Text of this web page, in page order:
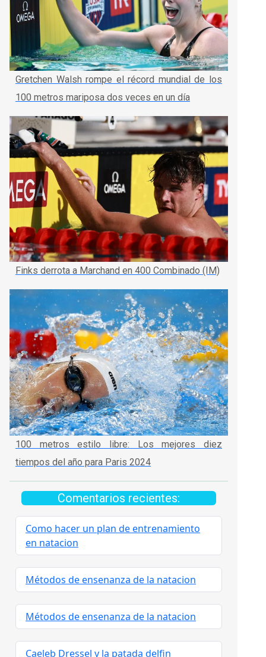
Gretchen Walsh rompe el récord mundial de los
100 metros mariposa dos veces en un día
Finks derrota a Marchand en 400 Combinado (IM)
100 metros estilo libre: Los mejores diez
tiempos del año para Paris 2024
Comentarios recientes:
Como hacer un plan de entrenamiento
en natacion
Métodos de ensenanza de la natacion
Métodos de ensenanza de la natacion
Caeleb Dressel y la patada delfin